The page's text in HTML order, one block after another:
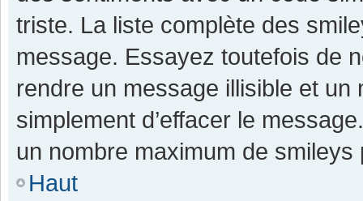
triste. La liste complète des
message. Essayez toutefois de
rendre un message illisible et
simplement d’effacer le
un nombre maximum de smileys
Haut